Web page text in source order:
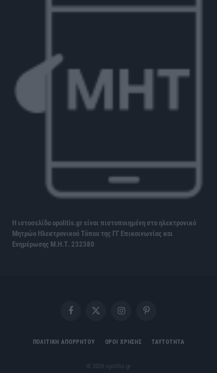
Η ιστοσελίδα opolitis.gr είναι πιστοποιημένη στο ηλεκτρονικό
Μητρώο Ηλεκτρονικού Τύπου της ΓΓ Επικοινωνίας και
Ενημέρωσης Μ.Η.Τ. 232380
FacebookX
InstagramPinterest
ΠΟΛΙΤΙΚΗ ΑΠΟΡΡΗΤΟΥ ΟΡΟΙ ΧΡΗΣΗΣ ΤΑΥΤΟΤΗΤΑ
© 2026 opolitis.gr